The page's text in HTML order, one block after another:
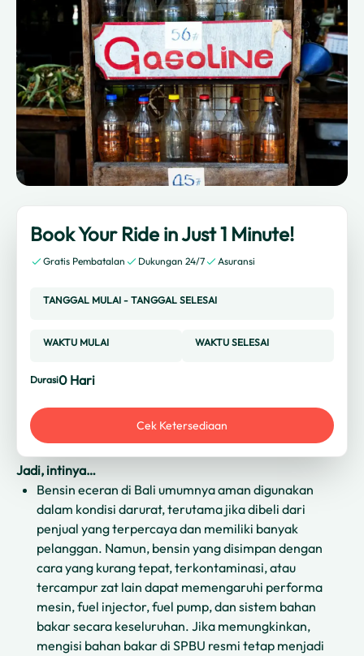
Book Your Ride in Just 1 Minute!
Gratis Pembatalan Dukungan 24/7 Asuransi
TANGGAL MULAI - TANGGAL SELESAI
WAKTU MULAI WAKTU SELESAI
Durasi0 Hari
Cek Ketersediaan
Jadi, intinya…
Bensin eceran di Bali umumnya aman digunakan
dalam kondisi darurat, terutama jika dibeli dari
penjual yang terpercaya dan memiliki banyak
pelanggan. Namun, bensin yang disimpan dengan
cara yang kurang tepat, terkontaminasi, atau
tercampur zat lain dapat memengaruhi performa
mesin, fuel injector, fuel pump, dan sistem bahan
bakar secara keseluruhan. Jika memungkinkan,
mengisi bahan bakar di SPBU resmi tetap menjadi